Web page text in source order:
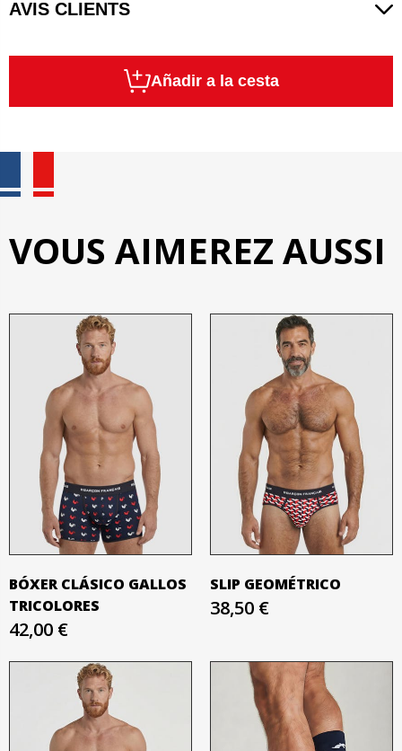
AVIS CLIENTS
Añadir a la cesta
VOUS AIMEREZ AUSSI
BÓXER CLÁSICO GALLOS
TRICOLORES
42,00 €
SLIP GEOMÉTRICO
38,50 €